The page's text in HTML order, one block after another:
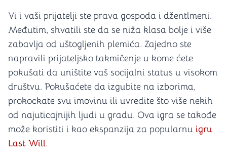
Vi i vaši prijatelji ste prava gospoda i džentlmeni.
Međutim, shvatili ste da se niža klasa bolje i više
zabavlja od uštogljenih plemića. Zajedno ste
napravili prijateljsko takmičenje u kome ćete
pokušati da uništite vaš socijalni status u visokom
društvu. Pokušaćete da izgubite na izborima,
prokockate svu imovinu ili uvredite što više nekih
od najuticajnijih ljudi u gradu. Ova igra se takođe
može koristiti i kao ekspanzija za popularnu igru
Last Will.